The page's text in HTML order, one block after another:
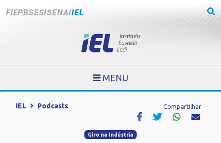
FIEPBSESISENAIIEL
MENU
IEL Podcasts Compartilhar
Giro na Indústria